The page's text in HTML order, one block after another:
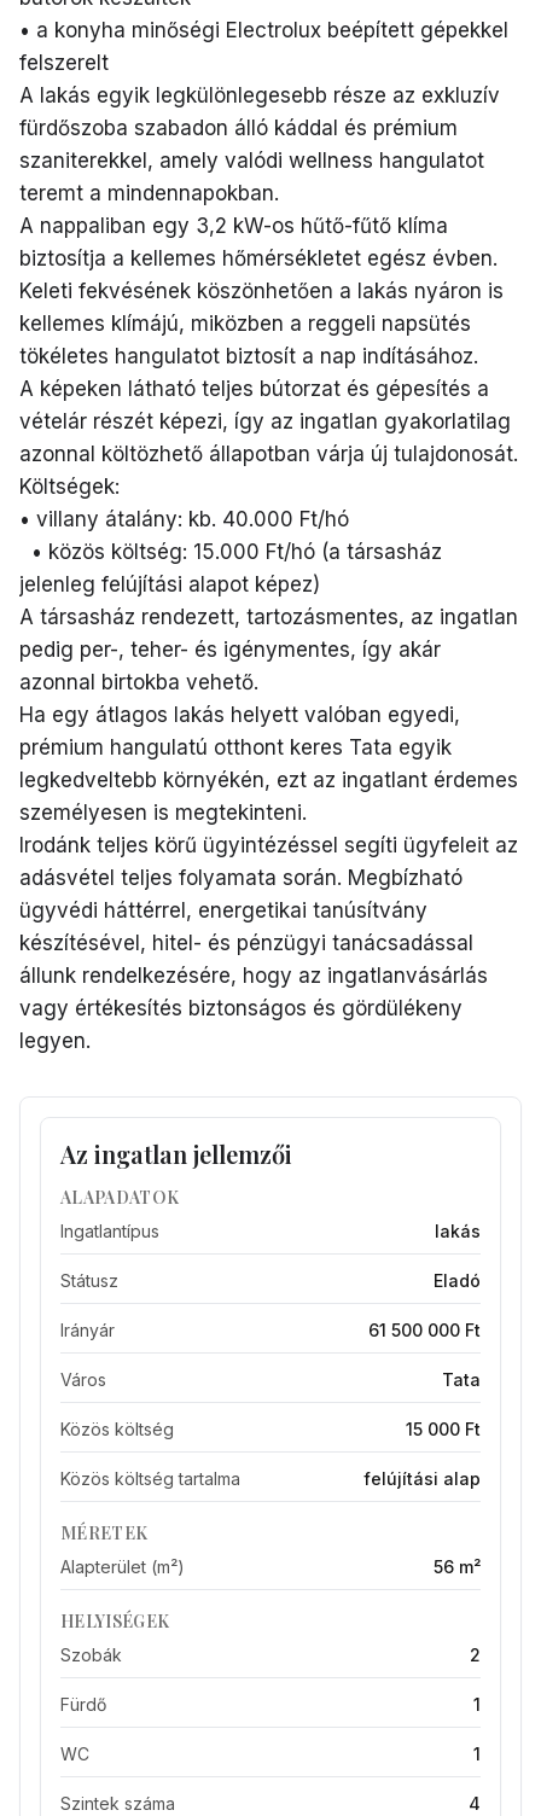
• a konyha minőségi Electrolux beépített gépekkel
felszerelt
A lakás egyik legkülönlegesebb része az exkluzív
fürdőszoba szabadon álló káddal és prémium
szaniterekkel, amely valódi wellness hangulatot
teremt a mindennapokban.
A nappaliban egy 3,2 kW-os hűtő-fűtő klíma
biztosítja a kellemes hőmérsékletet egész évben.
Keleti fekvésének köszönhetően a lakás nyáron is
kellemes klímájú, miközben a reggeli napsütés
tökéletes hangulatot biztosít a nap indításához.
A képeken látható teljes bútorzat és gépesítés a
vételár részét képezi, így az ingatlan gyakorlatilag
azonnal költözhető állapotban várja új tulajdonosát.
Költségek:
• villany átalány: kb. 40.000 Ft/hó
• közös költség: 15.000 Ft/hó (a társasház
jelenleg felújítási alapot képez)
A társasház rendezett, tartozásmentes, az ingatlan
pedig per-, teher- és igénymentes, így akár
azonnal birtokba vehető.
Ha egy átlagos lakás helyett valóban egyedi,
prémium hangulatú otthont keres Tata egyik
legkedveltebb környékén, ezt az ingatlant érdemes
személyesen is megtekinteni.
Irodánk teljes körű ügyintézéssel segíti ügyfeleit az
adásvétel teljes folyamata során. Megbízható
ügyvédi háttérrel, energetikai tanúsítvány
készítésével, hitel- és pénzügyi tanácsadással
állunk rendelkezésére, hogy az ingatlanvásárlás
vagy értékesítés biztonságos és gördülékeny
legyen.
Az ingatlan jellemzői
ALAPADATOK
Ingatlantípus lakás
Státusz Eladó
Irányár 61 500 000 Ft
Város Tata
Közös költség 15 000 Ft
Közös költség tartalma felújítási alap
MÉRETEK
Alapterület (m²) 56 m²
HELYISÉGEK
Szobák 2
Fürdő 1
WC 1
Szintek száma 4